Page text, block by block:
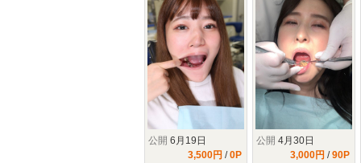
公開 6月19日
3,500円 /0P
イケない歯科治療♥♥♥
公開 4月30日
3,000円 /90P